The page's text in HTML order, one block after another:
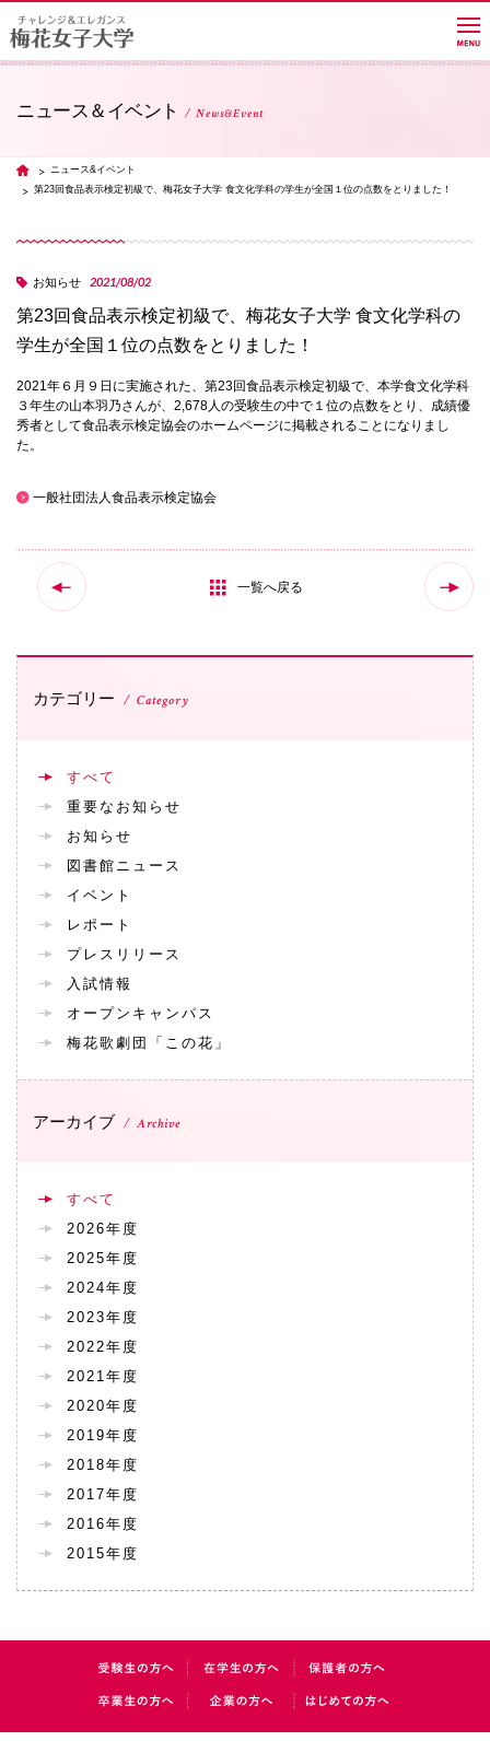
進路・就職
産学連携
入試情報
交通アクセス
072-643-6221
072-643-6566
お問い合わせ
BCCS
ニュース＆イベント News&Event
TOP ニュース&イベント
第23回食品表示検定初級で、梅花女子大学 食文化学科の学生が全国１位の点数をとりました！
お知らせ 2021/08/02
第23回食品表示検定初級で、梅花女子大学 食文化学科の
学生が全国１位の点数をとりました！
2021年６月９日に実施された、第23回食品表示検定初級で、本学食文化学科
３年生の山本羽乃さんが、2,678人の受験生の中で１位の点数をとり、成績優
秀者として食品表示検定協会のホームページに掲載されることになりまし
た。
一般社団法人食品表示検定協会
一覧へ戻る
カテゴリー Category
すべて
重要なお知らせ
お知らせ
図書館ニュース
イベント
レポート
プレスリリース
入試情報
オープンキャンパス
梅花歌劇団「この花」
アーカイブ Archive
すべて
2026年度
2025年度
2024年度
2023年度
2022年度
2021年度
2020年度
2019年度
2018年度
2017年度
2016年度
2015年度